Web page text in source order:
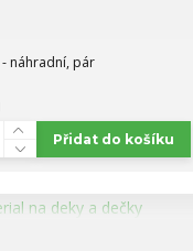
náhradní, pár
Přidat do košíku